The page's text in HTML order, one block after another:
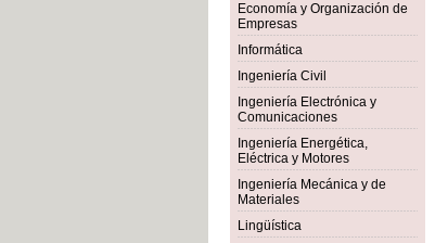
Economía y Organización de
Empresas
Informática
Ingeniería Civil
Ingeniería Electrónica y
Comunicaciones
Ingeniería Energética,
Eléctrica y Motores
Ingeniería Mecánica y de
Materiales
Lingüística